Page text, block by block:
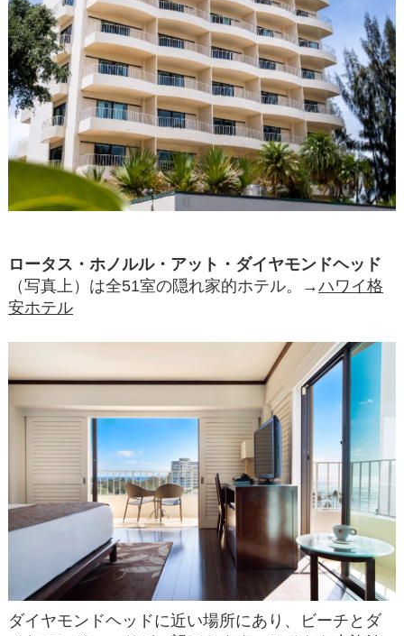
ロータス・ホノルル・アット・ダイヤモンドヘッド
（写真上）は全51室の隠れ家的ホテル。→ハワイ格
安ホテル
ダイヤモンドヘッドに近い場所にあり、ビーチとダ